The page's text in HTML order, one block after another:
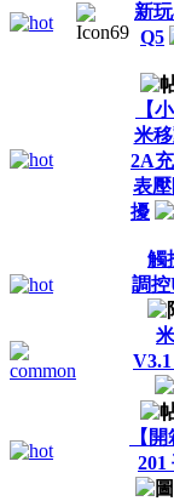
新
Q5
【
米
2A
表
擾
觸
調
【
201